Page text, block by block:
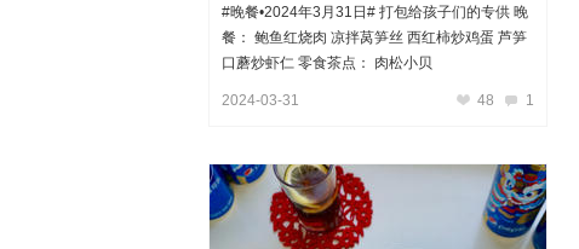
#晚餐•2024年3月31日# 打包给孩子们的专供 晚
餐： 鲍鱼红烧肉 凉拌莴笋丝 西红柿炒鸡蛋 芦笋
口蘑炒虾仁 零食茶点： 肉松小贝
2024-03-31 48 1